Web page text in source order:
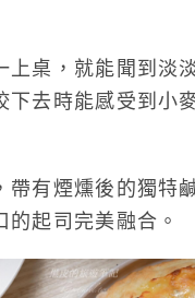
上桌，就能聞到淡
下去時能感受到小
帶有煙燻後的獨特
的起司完美融合。